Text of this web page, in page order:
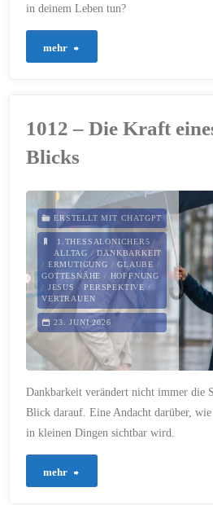
in deinem Leben tun?
mehr
Geschichten"
1012 – Die Kraft
Blicks
ERSTELLT MIT CHATGPT
1.THESSALONICHER5 /
ALLTAG /DANKBARKEIT
/ ERMUTIGUNG /GLAUBE /
GOTTESNÄHE / HOFFNUNG
/ JESUS /PERSPEKTIVE /
VERTRAUEN
23. JUNI 2026
Dankbarkeit verändert nicht immer die
Blick darauf. Eine Andacht darüber, wie
in kleinen Dingen sichtbar wird.
mehr